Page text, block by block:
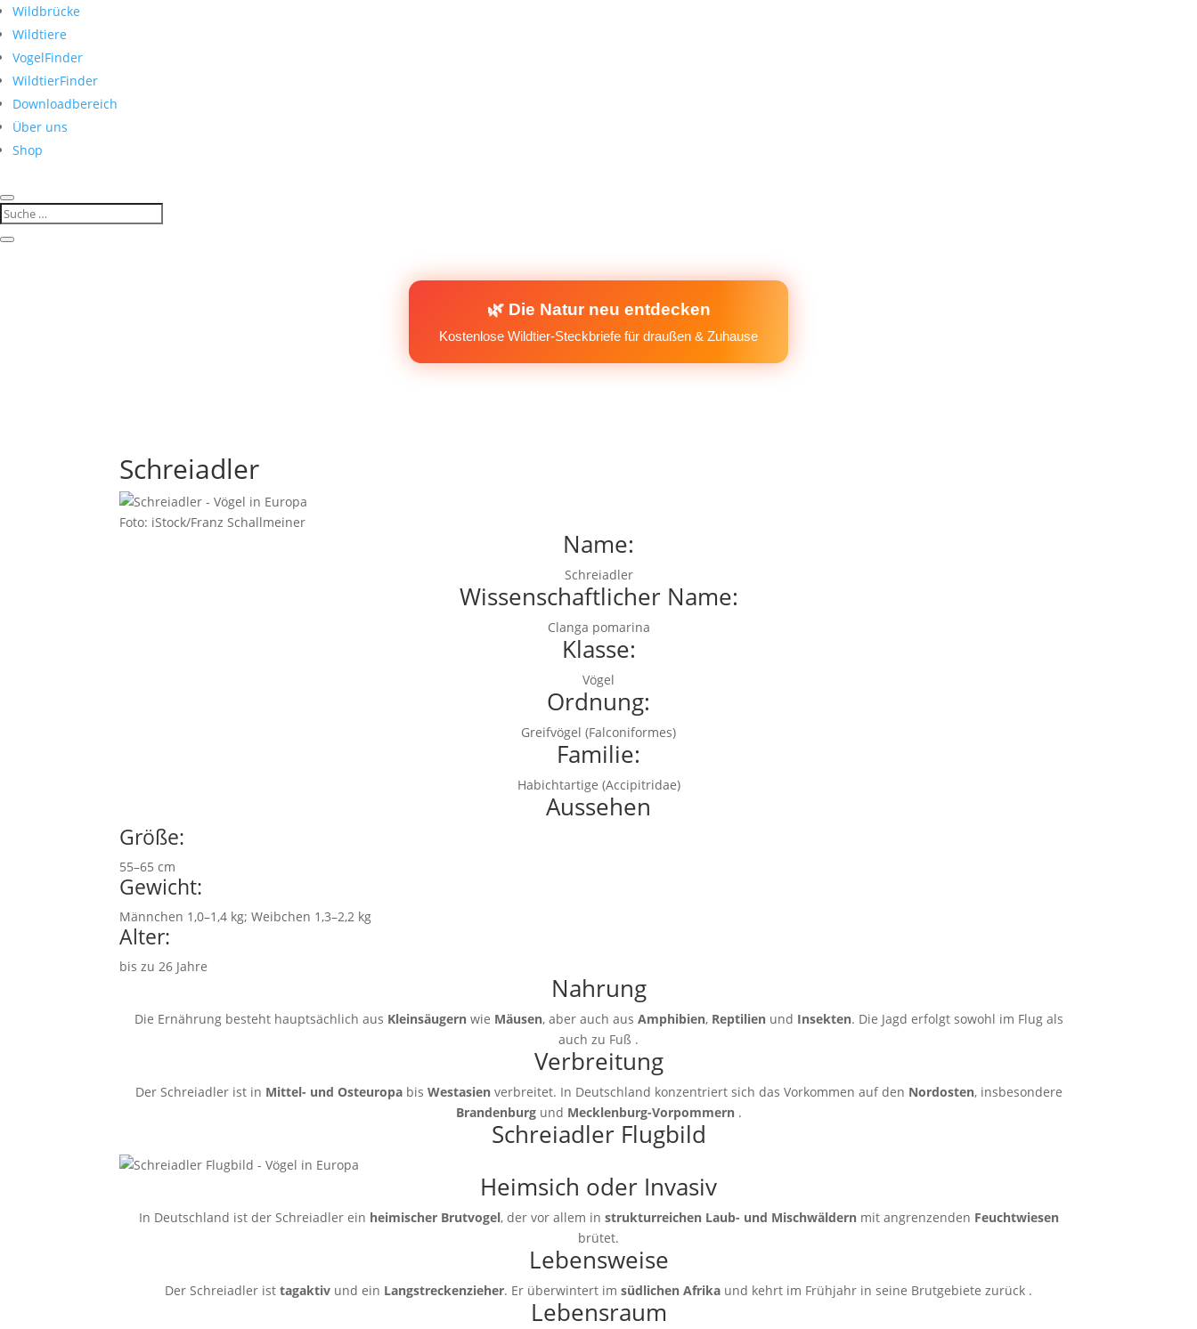
Wildbrücke
Wildtiere
VogelFinder
WildtierFinder
Downloadbereich
Über uns
Shop
🌿 Die Natur neu entdecken
Kostenlose Wildtier-Steckbriefe für draußen & Zuhause
Schreiadler
Foto: iStock/Franz Schallmeiner
Name:
Schreiadler
Wissenschaftlicher Name:
Clanga pomarina
Klasse:
Vögel
Ordnung:
Greifvögel (Falconiformes)
Familie:
Habichtartige (Accipitridae)
Aussehen
Größe:
55–65 cm
Gewicht:
Männchen 1,0–1,4 kg; Weibchen 1,3–2,2 kg
Alter:
bis zu 26 Jahre
Nahrung
Die Ernährung besteht hauptsächlich aus Kleinsäugernwie Mäusen, aber auch aus Amphibien, Reptilienund Insekten. Die Jagd erfolgt sowohl im Flug als
auch zu Fuß .
Verbreitung
Der Schreiadler ist in Mittel- und Osteuropabis Westasienverbreitet. In Deutschland konzentriert sich das Vorkommen auf den Nordosten, insbesondere
Brandenburgund Mecklenburg-Vorpommern.
Schreiadler Flugbild
Heimsich oder Invasiv
In Deutschland ist der Schreiadler ein heimischer Brutvogel, der vor allem in strukturreichen Laub- und Mischwäldernmit angrenzenden Feuchtwiesen
brütet.
Lebensweise
Der Schreiadler ist tagaktiv und ein Langstreckenzieher. Er überwintert im südlichen Afrika und kehrt im Frühjahr in seine Brutgebiete zurück .
Lebensraum